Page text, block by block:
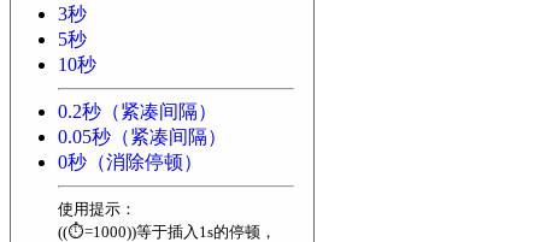
3秒
5秒
10秒
0.2秒（紧凑间隔）
0.05秒（紧凑间隔）
0秒（消除停顿）
使用提示：
((⏱️=1000))等于插入1s的停顿，